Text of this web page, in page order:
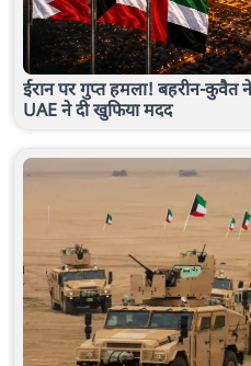
ईरान पर गुप्त हमला! बहरीन-
UAE ने दी खुफिया मदद